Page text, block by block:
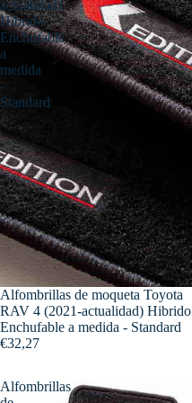
actualidad)
Hibrido
Enchufable
a
medida
-
Standard
Alfombrillas de moqueta Toyota
RAV 4 (2021-actualidad) Hibrido
Enchufable a medida - Standard
€32,27
Alfombrillas